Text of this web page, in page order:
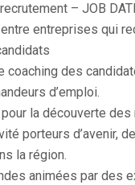
– JOB
entreprises qui
coaching des
d’emploi.
la découverte
porteurs d’avenir,
la région.
animées par des